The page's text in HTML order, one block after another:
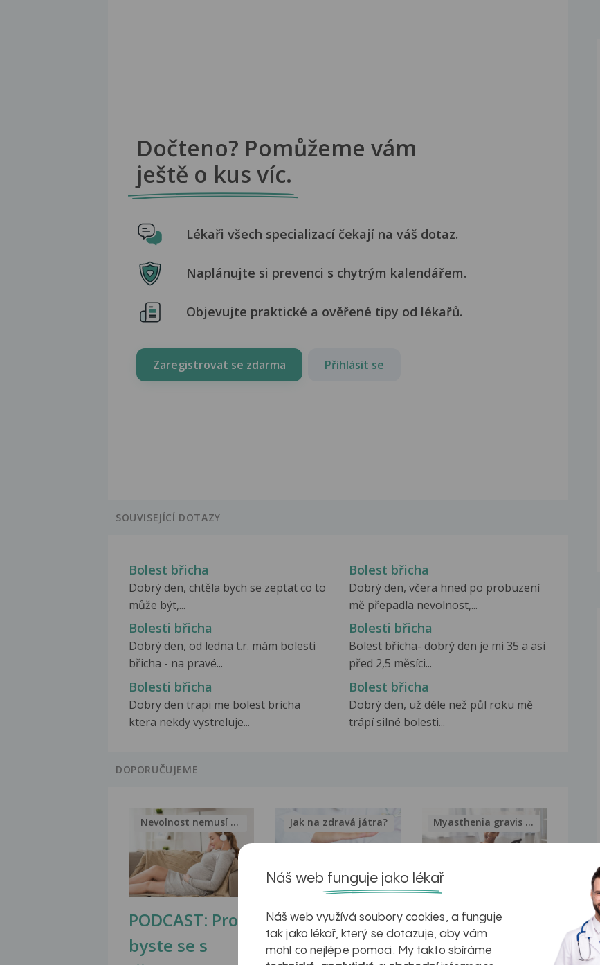
Dočteno? Pomůžeme vám
ještě o kus víc.
Lékaři všech specializací čekají na váš dotaz.
Naplánujte si prevenci s chytrým kalendářem.
Objevujte praktické a ověřené tipy od lékařů.
Zaregistrovat se zdarma Přihlásit se
SOUVISEJÍCÍ DOTAZY
Bolest břicha
Dobrý den, chtěla bych se zeptat co to
může být,...
Bolest břicha
Dobrý den, včera hned po probuzení
mě přepadla nevolnost,...
Bolesti břicha
Dobrý den, od ledna t.r. mám bolesti
břicha - na pravé...
Bolesti břicha
Bolest břicha- dobrý den je mi 35 a asi
před 2,5 měsíci...
Bolesti břicha
Dobry den trapi me bolest bricha
ktera nekdy vystreluje...
Bolest břicha
Dobrý den, už déle než půl roku mě
trápí silné bolesti...
DOPORUČUJEME
PODCAST: Proč
byste se s
Nevolnost nemusí být nutnou...
Ztukovatění
jater v datech a
Jak na zdravá játra?
Inovativní
léčba
Myasthenia gravis – vše, co...
Náš web funguje jako lékař
Náš web využívá soubory cookies, a funguje
tak jako lékař, který se dotazuje, aby vám
mohl co nejlépe pomoci. My takto sbíráme